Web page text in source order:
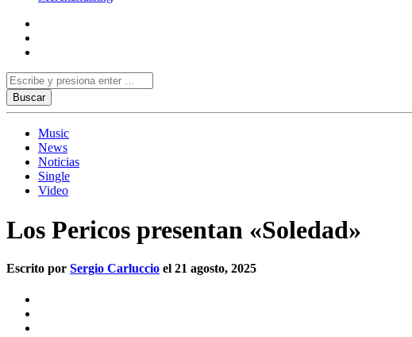
Music
News
Noticias
Single
Video
Los Pericos presentan «Soledad»
Escrito por Sergio Carluccio el 21 agosto, 2025